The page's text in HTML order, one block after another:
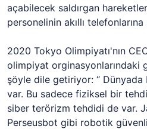
açabilecek saldırgan
personelinin akıllı
2020 Tokyo Olimpiyatı'nın
olimpiyat orginasyonlarındaki
şöyle dile getiriyor: “
var. Bu sadece fiziksel bir
siber terörizm tehdidi de var.
Perseusbot gibi robotik